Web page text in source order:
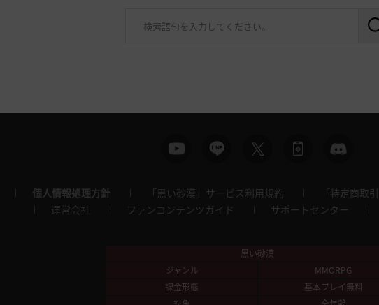
個人情報処理方針 「黒い砂漠」サービス利用規約 「特定商取
運営会社
ファンコンテンツガイド サポートセンター
黒い砂漠
ジャンル
MMORPG
課金形態
基本プレイ無料